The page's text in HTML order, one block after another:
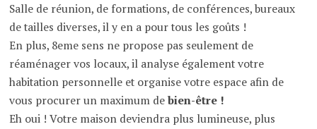
Salle de réunion, de formations, de conférences, bureaux
de tailles diverses, il y en a pour tous les goûts !
En plus, 8eme sens ne propose pas seulement de
réaménager vos locaux, il analyse également votre
habitation personnelle et organise votre espace afin de
vous procurer un maximum debien-être !
Eh oui ! Votre maison deviendra plus lumineuse, plus